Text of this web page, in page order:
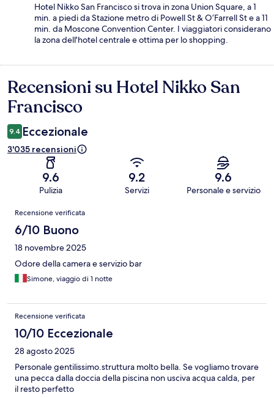
Hotel Nikko San Francisco si trova in zona Union Square, a 1
min. a piedi da Stazione metro di Powell St & O’Farrell St e a 11
min. da Moscone Convention Center. I viaggiatori considerano
la zona dell'hotel centrale e ottima per lo shopping.
Recensioni
Recensioni su Hotel Nikko San
Francisco
9.4 Eccezionale
3'035 recensioni
9.6
Pulizia
9.2
Servizi
9.6
Personale e servizio
Recensioni
Recensione verificata
6/10 Buono
18 novembre 2025
Odore della camera e servizio bar
Simone, viaggio di 1 notte
Recensione verificata
10/10 Eccezionale
28 agosto 2025
Personale gentilissimo.struttura molto bella. Se vogliamo trovare
una pecca dalla doccia della piscina non usciva acqua calda, per
il resto perfetto